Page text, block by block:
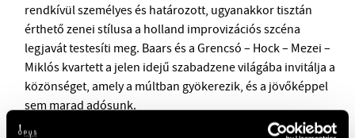
rendkívül személyes és határozott, ugyanakkor tisztán
érthető zenei stílusa a holland improvizációs szcéna
legjavát testesíti meg. Baars és a Grencsó – Hock – Mezei –
Miklós kvartett a jelen idejű szabadzene világába invitálja a
közönséget, amely a múltban gyökerezik, és a jövőképpel
sem marad adósunk.